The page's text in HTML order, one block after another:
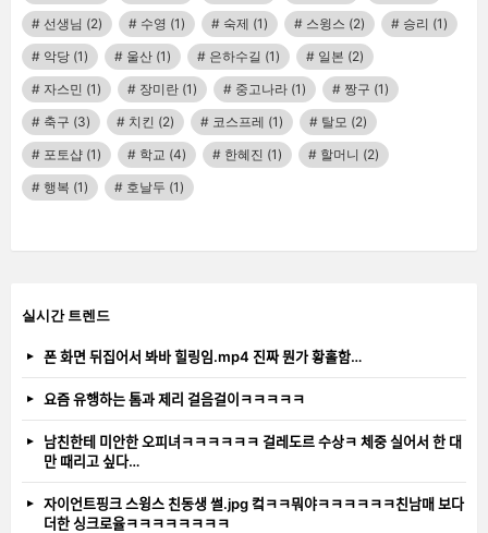
선생님 (2) 수영 (1) 숙제 (1) 스윙스 (2) 승리 (1)
악당 (1) 울산 (1) 은하수길 (1) 일본 (2)
자스민 (1) 장미란 (1) 중고나라 (1) 짱구 (1)
축구 (3) 치킨 (2) 코스프레 (1) 탈모 (2)
포토샵 (1) 학교 (4) 한혜진 (1) 할머니 (2)
행복 (1) 호날두 (1)
실시간 트렌드
폰 화면 뒤집어서 봐바 힐링임.mp4 진짜 뭔가 황홀함…
요즘 유행하는 톰과 제리 걸음걸이ㅋㅋㅋㅋㅋ
남친한테 미안한 오피녀ㅋㅋㅋㅋㅋㅋ 걸레도르 수상ㅋ 체중 실어서 한 대
만 때리고 싶다…
자이언트핑크 스윙스 친동생 썰.jpg 컼ㅋㅋ뭐야ㅋㅋㅋㅋㅋㅋ친남매 보다
더한 싱크로율ㅋㅋㅋㅋㅋㅋㅋㅋ